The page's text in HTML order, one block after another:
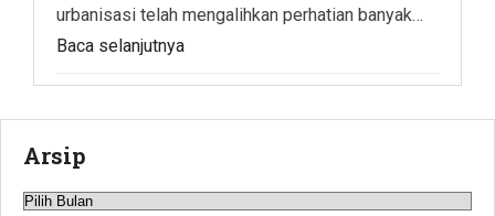
urbanisasi telah mengalihkan perhatian banyak…
Baca selanjutnya
Arsip
Arsip